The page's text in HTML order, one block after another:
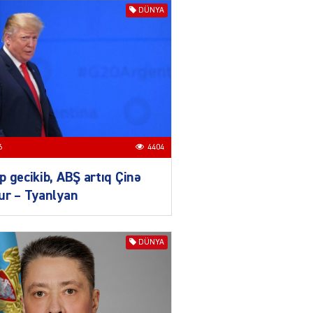
Zərdabda qəsdən yanğın
törədən şəxs saxlanıldı
07.08.2026
Kiyevdə əlinə silah alıb
döyüşdü, Azərbaycanda
həbs olundu – MƏHKƏMƏ İŞİ
04.08.2026 4401
80 manatlıq Prezident
təqaüdü ilə bağlı VACİB
AÇIQLAMA
04.08.2026 4399
Cəza çəkən şəxs məhkum
yoldaşını buna görə
DÜNYA
4404
gecikib, ABŞ artıq Çinə
– Tyanlyan
DÜNYA